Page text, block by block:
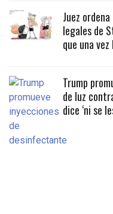
Juez
legales de
que una
Trump
de luz
dice ‘ni se